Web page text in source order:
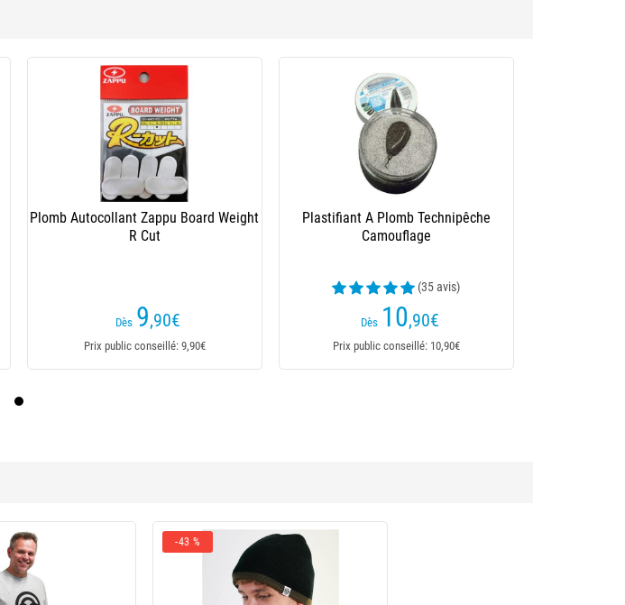
Plomb Autocollant Zappu Board Weight
R Cut
Dès 9,90€
Prix public conseillé: 9,90€
Plastifiant A Plomb Technipêche
Camouflage
(35 avis)
Dès 10,90€
Prix public conseillé: 10,90€
-43 %